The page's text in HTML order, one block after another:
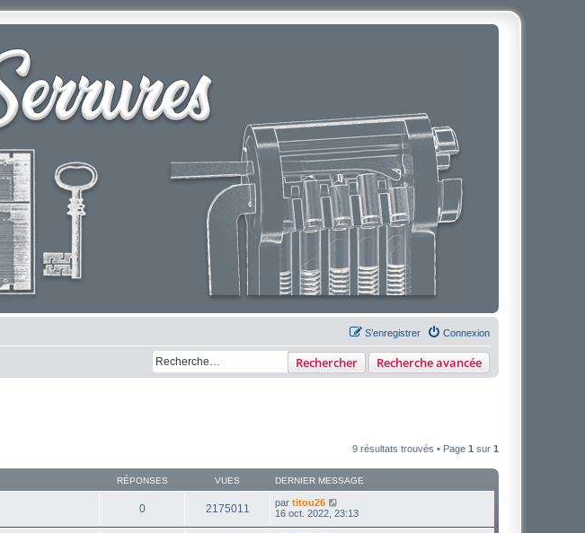
Connexion
S’enregistrer
Rechercher Recherche avancée
9 résultats trouvés • Page 1 sur 1
RÉPONSES VUES DERNIER MESSAGE
0 2175011 par titou26
16 oct. 2022, 23:13